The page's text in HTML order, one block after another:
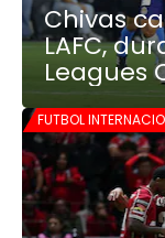
Chivas
LAFC,
Leagues
FUTBOL